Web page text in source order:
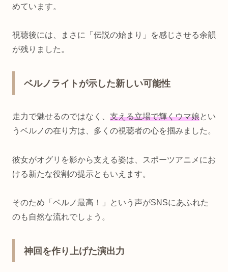
めています。
視聴後には、まさに「伝説の始まり」を感じさせる余韻
が残りました。
ベルノライトが示した新しい可能性
走力で魅せるのではなく、 支える立場で輝くウマ娘とい
うベルノの在り方は、多くの視聴者の心を掴みました。
彼女がオグリを影から支える姿は、スポーツアニメにお
ける新たな役割の提示ともいえます。
そのため「ベルノ最高！」という声がSNSにあふれた
のも自然な流れでしょう。
神回を作り上げた演出力